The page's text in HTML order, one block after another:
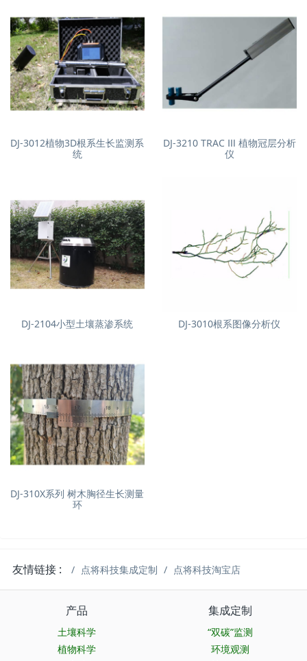
DJ-3012植物3D根系生长监测系
统
DJ-3210 TRAC Ⅲ 植物冠层分析
仪
DJ-2104小型土壤蒸渗系统 DJ-3010根系图像分析仪
DJ-310X系列 树木胸径生长测量
环
友情链接 : 点将科技集成定制 点将科技淘宝店
产品
土壤科学
植物科学
集成定制
“双碳”监测
环境观测